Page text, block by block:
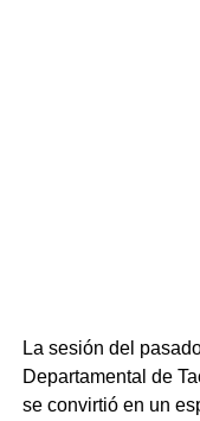
La sesión del
Departamental de
se convirtió en un